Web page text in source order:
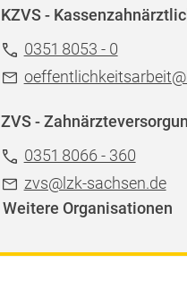
KZVS -
0351 8053 - 0
ZVS -
0351 8066 - 360
zvs@lzk-sachsen.de
Weitere Organisationen